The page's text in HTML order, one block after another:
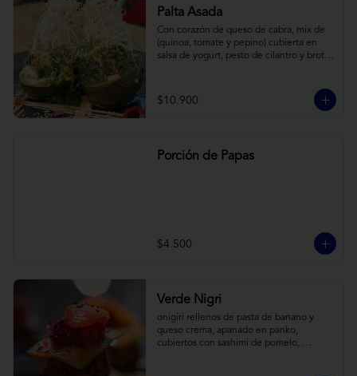
Palta Asada
Con corazón de queso de cabra, mix de
(quínoa, tomate y pepino) cubierta en
salsa de yogurt, pesto de cilantro y brotes
$10.900
Porción de Papas
$4.500
Verde Nigri
onigiri rellenos de pasta de banano y
queso crema, apanado en panko,
cubiertos con sashimi de pomelo,